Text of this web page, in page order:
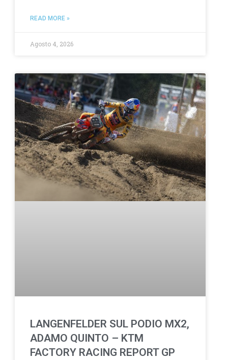
READ MORE »
Agosto 4, 2026
LANGENFELDER SUL PODIO MX2,
ADAMO QUINTO – KTM
FACTORY RACING REPORT GP